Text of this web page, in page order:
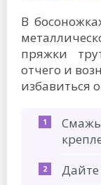
В
пряжки
отчего и
избавиться
Дайте